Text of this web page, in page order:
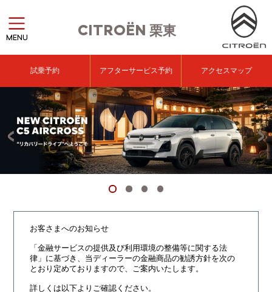
CITROËN 栗東
MENU
試乗予約 アフターサービス予約 アクセスマップ
お客さまへのお知らせ
「金融サービスの提供及び利用環境の整備等に関する法
律」に基づき、 当ディーラーの金融商品の勧誘方針を次の
とおり定めておりますので、ご案内いたします。
詳しくは以下よりご確認ください。